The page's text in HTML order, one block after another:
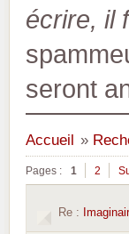
écrire, il
seront
Accueil »
Pages : 1 2
Re :